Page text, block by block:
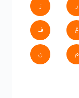
ر ز
غ ف
م ن